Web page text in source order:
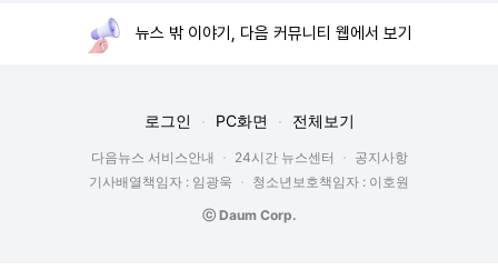
뉴스 밖 이야기, 다음 커뮤니티 웹에서 보기
로그인 PC화면 전체보기
다음뉴스 서비스안내 24시간 뉴스센터
공지사항
기사배열책임자 : 임광욱
청소년보호책임자 : 이호원
ⓒ Daum Corp.